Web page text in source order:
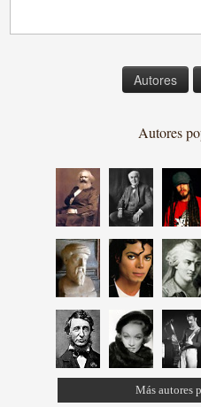
Autores
Autores
Más autores